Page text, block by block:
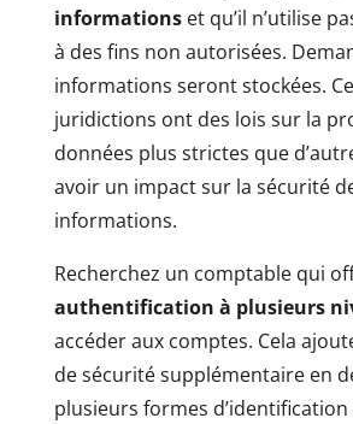
informationset qu’il n’utilise
à des fins non autorisées.
informations seront stockées.
juridictions ont des lois sur la
données plus strictes que
avoir un impact sur la sécurité
informations.
Recherchez un comptable qui
authentification à plusieurs
accéder aux comptes. Cela
de sécurité supplémentaire en
plusieurs formes